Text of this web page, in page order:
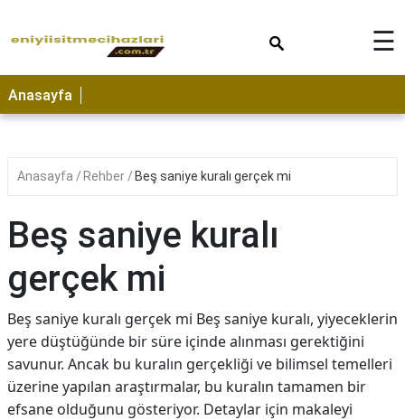
☰
Anasayfa
Anasayfa Rehber Beş saniye kuralı gerçek mi
Beş saniye kuralı
gerçek mi
Beş saniye kuralı gerçek mi Beş saniye kuralı, yiyeceklerin
yere düştüğünde bir süre içinde alınması gerektiğini
savunur. Ancak bu kuralın gerçekliği ve bilimsel temelleri
üzerine yapılan araştırmalar, bu kuralın tamamen bir
efsane olduğunu gösteriyor. Detaylar için makaleyi